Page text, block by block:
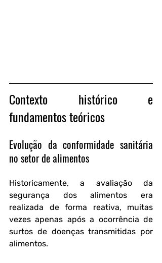
Contexto histórico e
fundamentos teóricos
Evolução da conformidade sanitária
no setor de alimentos
Historicamente, a avaliação da
segurança dos alimentos era
realizada de forma reativa, muitas
vezes apenas após a ocorrência de
surtos de doenças transmitidas por
alimentos.